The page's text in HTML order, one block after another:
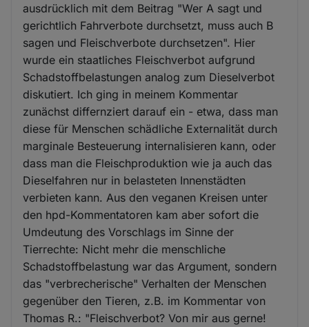
ausdrücklich mit dem Beitrag "Wer A sagt und
gerichtlich Fahrverbote durchsetzt, muss auch B
sagen und Fleischverbote durchsetzen". Hier
wurde ein staatliches Fleischverbot aufgrund
Schadstoffbelastungen analog zum Dieselverbot
diskutiert. Ich ging in meinem Kommentar
zunächst differnziert darauf ein - etwa, dass man
diese für Menschen schädliche Externalität durch
marginale Besteuerung internalisieren kann, oder
dass man die Fleischproduktion wie ja auch das
Dieselfahren nur in belasteten Innenstädten
verbieten kann. Aus den veganen Kreisen unter
den hpd-Kommentatoren kam aber sofort die
Umdeutung des Vorschlags im Sinne der
Tierrechte: Nicht mehr die menschliche
Schadstoffbelastung war das Argument, sondern
das "verbrecherische" Verhalten der Menschen
gegenüber den Tieren, z.B. im Kommentar von
Thomas R.: "Fleischverbot? Von mir aus gerne!